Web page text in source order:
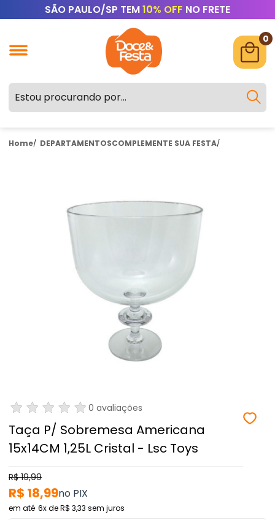
SÃO PAULO/SP TEM10% OFF NO FRETE
0
Home DEPARTAMENTOSCOMPLEMENTE SUA FESTA
0 avaliações
Taça P/ Sobremesa Americana
15x14CM 1,25L Cristal - Lsc Toys
R$ 18,99
R$ 19,99
6xdeR$ 3,33 sem juros